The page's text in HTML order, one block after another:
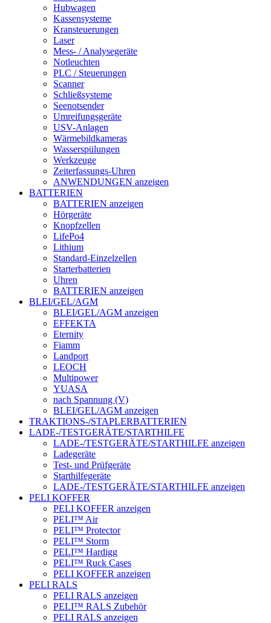
Hubwagen
Kassensysteme
Kransteuerungen
Laser
Mess- / Analysegeräte
Notleuchten
PLC / Steuerungen
Scanner
Schließsysteme
Seenotsender
Umreifungsgeräte
USV-Anlagen
Wärmebildkameras
Wasserspülungen
Werkzeuge
Zeiterfassungs-Uhren
ANWENDUNGEN anzeigen
BATTERIEN
BATTERIEN anzeigen
Hörgeräte
Knopfzellen
LifePo4
Lithium
Standard-Einzelzellen
Starterbatterien
Uhren
BATTERIEN anzeigen
BLEI/GEL/AGM
BLEI/GEL/AGM anzeigen
EFFEKTA
Eternity
Fiamm
Landport
LEOCH
Multipower
YUASA
nach Spannung (V)
BLEI/GEL/AGM anzeigen
TRAKTIONS-/STAPLERBATTERIEN
LADE-/TESTGERÄTE/STARTHILFE
LADE-/TESTGERÄTE/STARTHILFE anzeigen
Ladegeräte
Test- und Prüfgeräte
Starthilfegeräte
LADE-/TESTGERÄTE/STARTHILFE anzeigen
PELI KOFFER
PELI KOFFER anzeigen
PELI™ Air
PELI™ Protector
PELI™ Storm
PELI™ Hardigg
PELI™ Ruck Cases
PELI KOFFER anzeigen
PELI RALS
PELI RALS anzeigen
PELI™ RALS Zubehör
PELI RALS anzeigen